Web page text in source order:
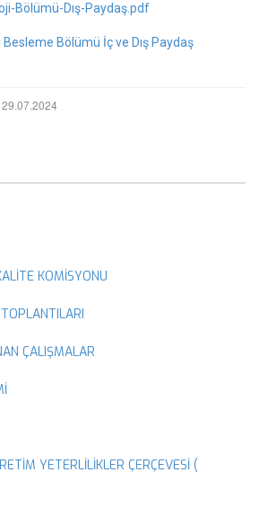
Bölümü-Dış-Paydaş.pdf
Bölümü İç ve Dış Paydaş
KOMİSYONU
ÇALIŞMALAR
YETERLİLİKLER ÇERÇEVESİ (